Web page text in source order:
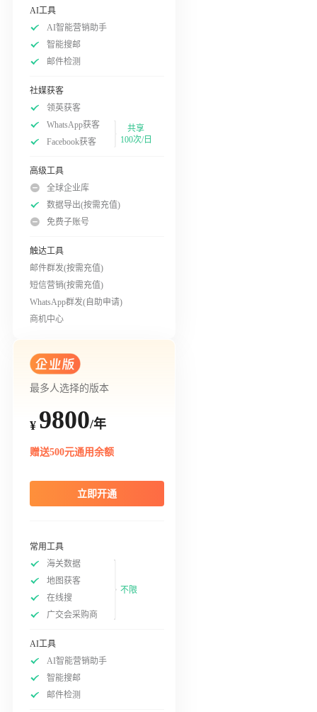
AI工具
AI智能营销助手
智能搜邮
邮件检测
社媒获客
领英获客
WhatsApp获客
Facebook获客
共享
100次/日
高级工具
全球企业库
数据导出(按需充值)
免费子账号
触达工具
邮件群发(按需充值)
短信营销(按需充值)
WhatsApp群发(自助申请)
商机中心
最多人选择的版本
¥ 9800/年
赠送500元通用余额
立即开通
常用工具
海关数据
地图获客
在线搜
广交会采购商
不限
AI工具
AI智能营销助手
智能搜邮
邮件检测